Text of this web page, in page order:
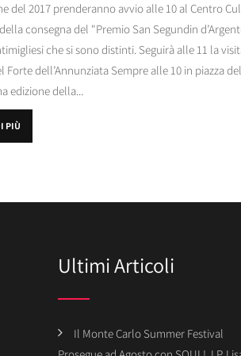
del 2017 prenderanno avvio alle 10 al Centro
consegna del "Premio San Segundin
che si sono distinti. Seguirà alle 11 la
Forte dell’Annunziata Sempre alle 10 in piazza
edizione della...
PIÙ
Ultimi Articoli
Il Monte Carlo Summer Festival